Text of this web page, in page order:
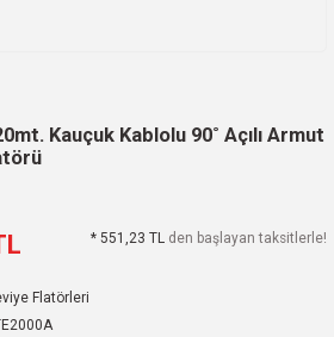
Kauçuk Kablolu 90˚ Açılı Armut
* 551,23 TL den başlayan taksitlerle!
Flatörleri